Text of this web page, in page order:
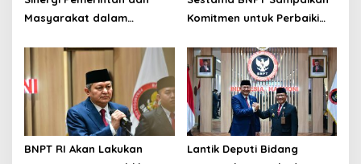
Masyarakat dalam
Ciptakan Situasi Keamanan
yang Semakin Baik
Komitmen untuk Perbaiki
BNPT RI Akan Lakukan
Lantik Deputi Bidang